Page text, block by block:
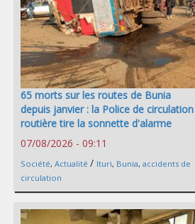
65 morts sur les routes de Bunia
depuis janvier : la Police de circulation
routière tire la sonnette d'alarme
07/08/2026 - 09:11
Société, Actualité / Ituri, Bunia, accidents de
circulation